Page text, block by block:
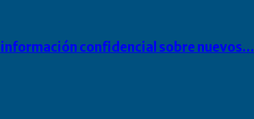
confidencial sobre nuevos…